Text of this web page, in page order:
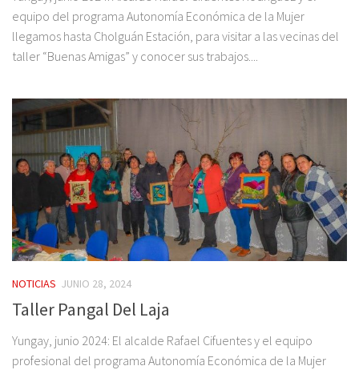
equipo del programa Autonomía Económica de la Mujer
llegamos hasta Cholguán Estación, para visitar a las vecinas del
taller “Buenas Amigas” y conocer sus trabajos....
NOTICIAS JUNIO 28, 2024
Taller Pangal Del Laja
Yungay, junio 2024: El alcalde Rafael Cifuentes y el equipo
profesional del programa Autonomía Económica de la Mujer